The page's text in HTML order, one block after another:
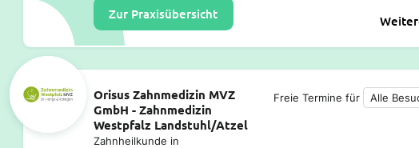
Zur Praxisübersicht
Orisus Zahnmedizin MVZ
GmbH - Zahnmedizin
Westpfalz Landstuhl/Atzel
Zahnheilkunde in
Freie Termine für